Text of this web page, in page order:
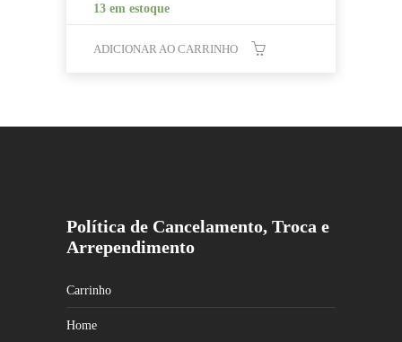
13 em estoque
ADICIONAR AO CARRINHO
Política de Cancelamento, Troca e
Arrependimento
Carrinho
Home